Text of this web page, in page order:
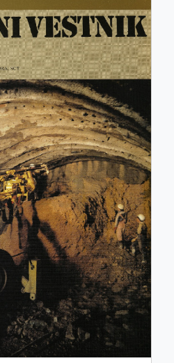
0017-2774
2536-4332
ID: 859140
05:625